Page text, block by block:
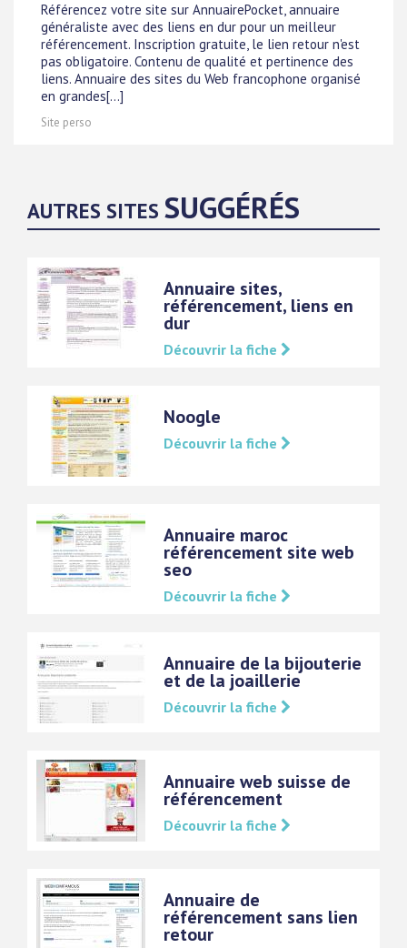
Référencez votre site sur AnnuairePocket, annuaire
généraliste avec des liens en dur pour un meilleur
référencement. Inscription gratuite, le lien retour n'est
pas obligatoire. Contenu de qualité et pertinence des
liens. Annuaire des sites du Web francophone organisé
en grandes[...]
Site perso
AUTRES SITES SUGGÉRÉS
Annuaire sites,
référencement, liens en
dur
Découvrir la fiche
Noogle
Découvrir la fiche
Annuaire maroc
référencement site web
seo
Découvrir la fiche
Annuaire de la bijouterie
et de la joaillerie
Découvrir la fiche
Annuaire web suisse de
référencement
Découvrir la fiche
Annuaire de
référencement sans lien
retour